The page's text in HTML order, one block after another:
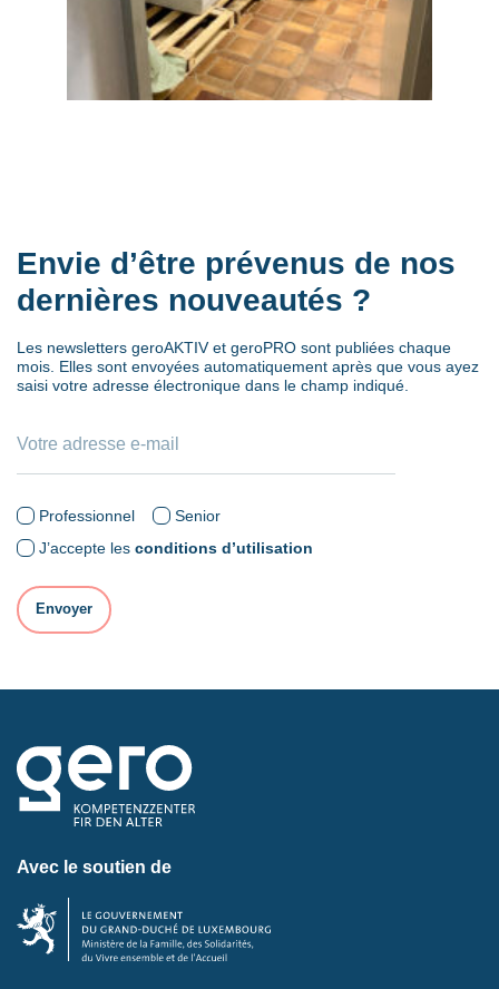
Envie d’être prévenus de nos
dernières nouveautés ?
Les newsletters geroAKTIV et geroPRO sont publiées chaque
mois. Elles sont envoyées automatiquement après que vous ayez
saisi votre adresse électronique dans le champ indiqué.
Professionnel
Senior
J’accepte les conditions d’utilisation
Avec le soutien de